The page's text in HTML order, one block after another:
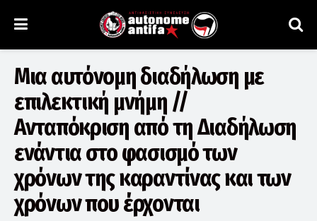
Μια αυτόνομη διαδήλωση με
επιλεκτική μνήμη //
Ανταπόκριση από τη Διαδήλωση
ενάντια στο φασισμό των
χρόνων της καραντίνας και των
χρόνων που έρχονται